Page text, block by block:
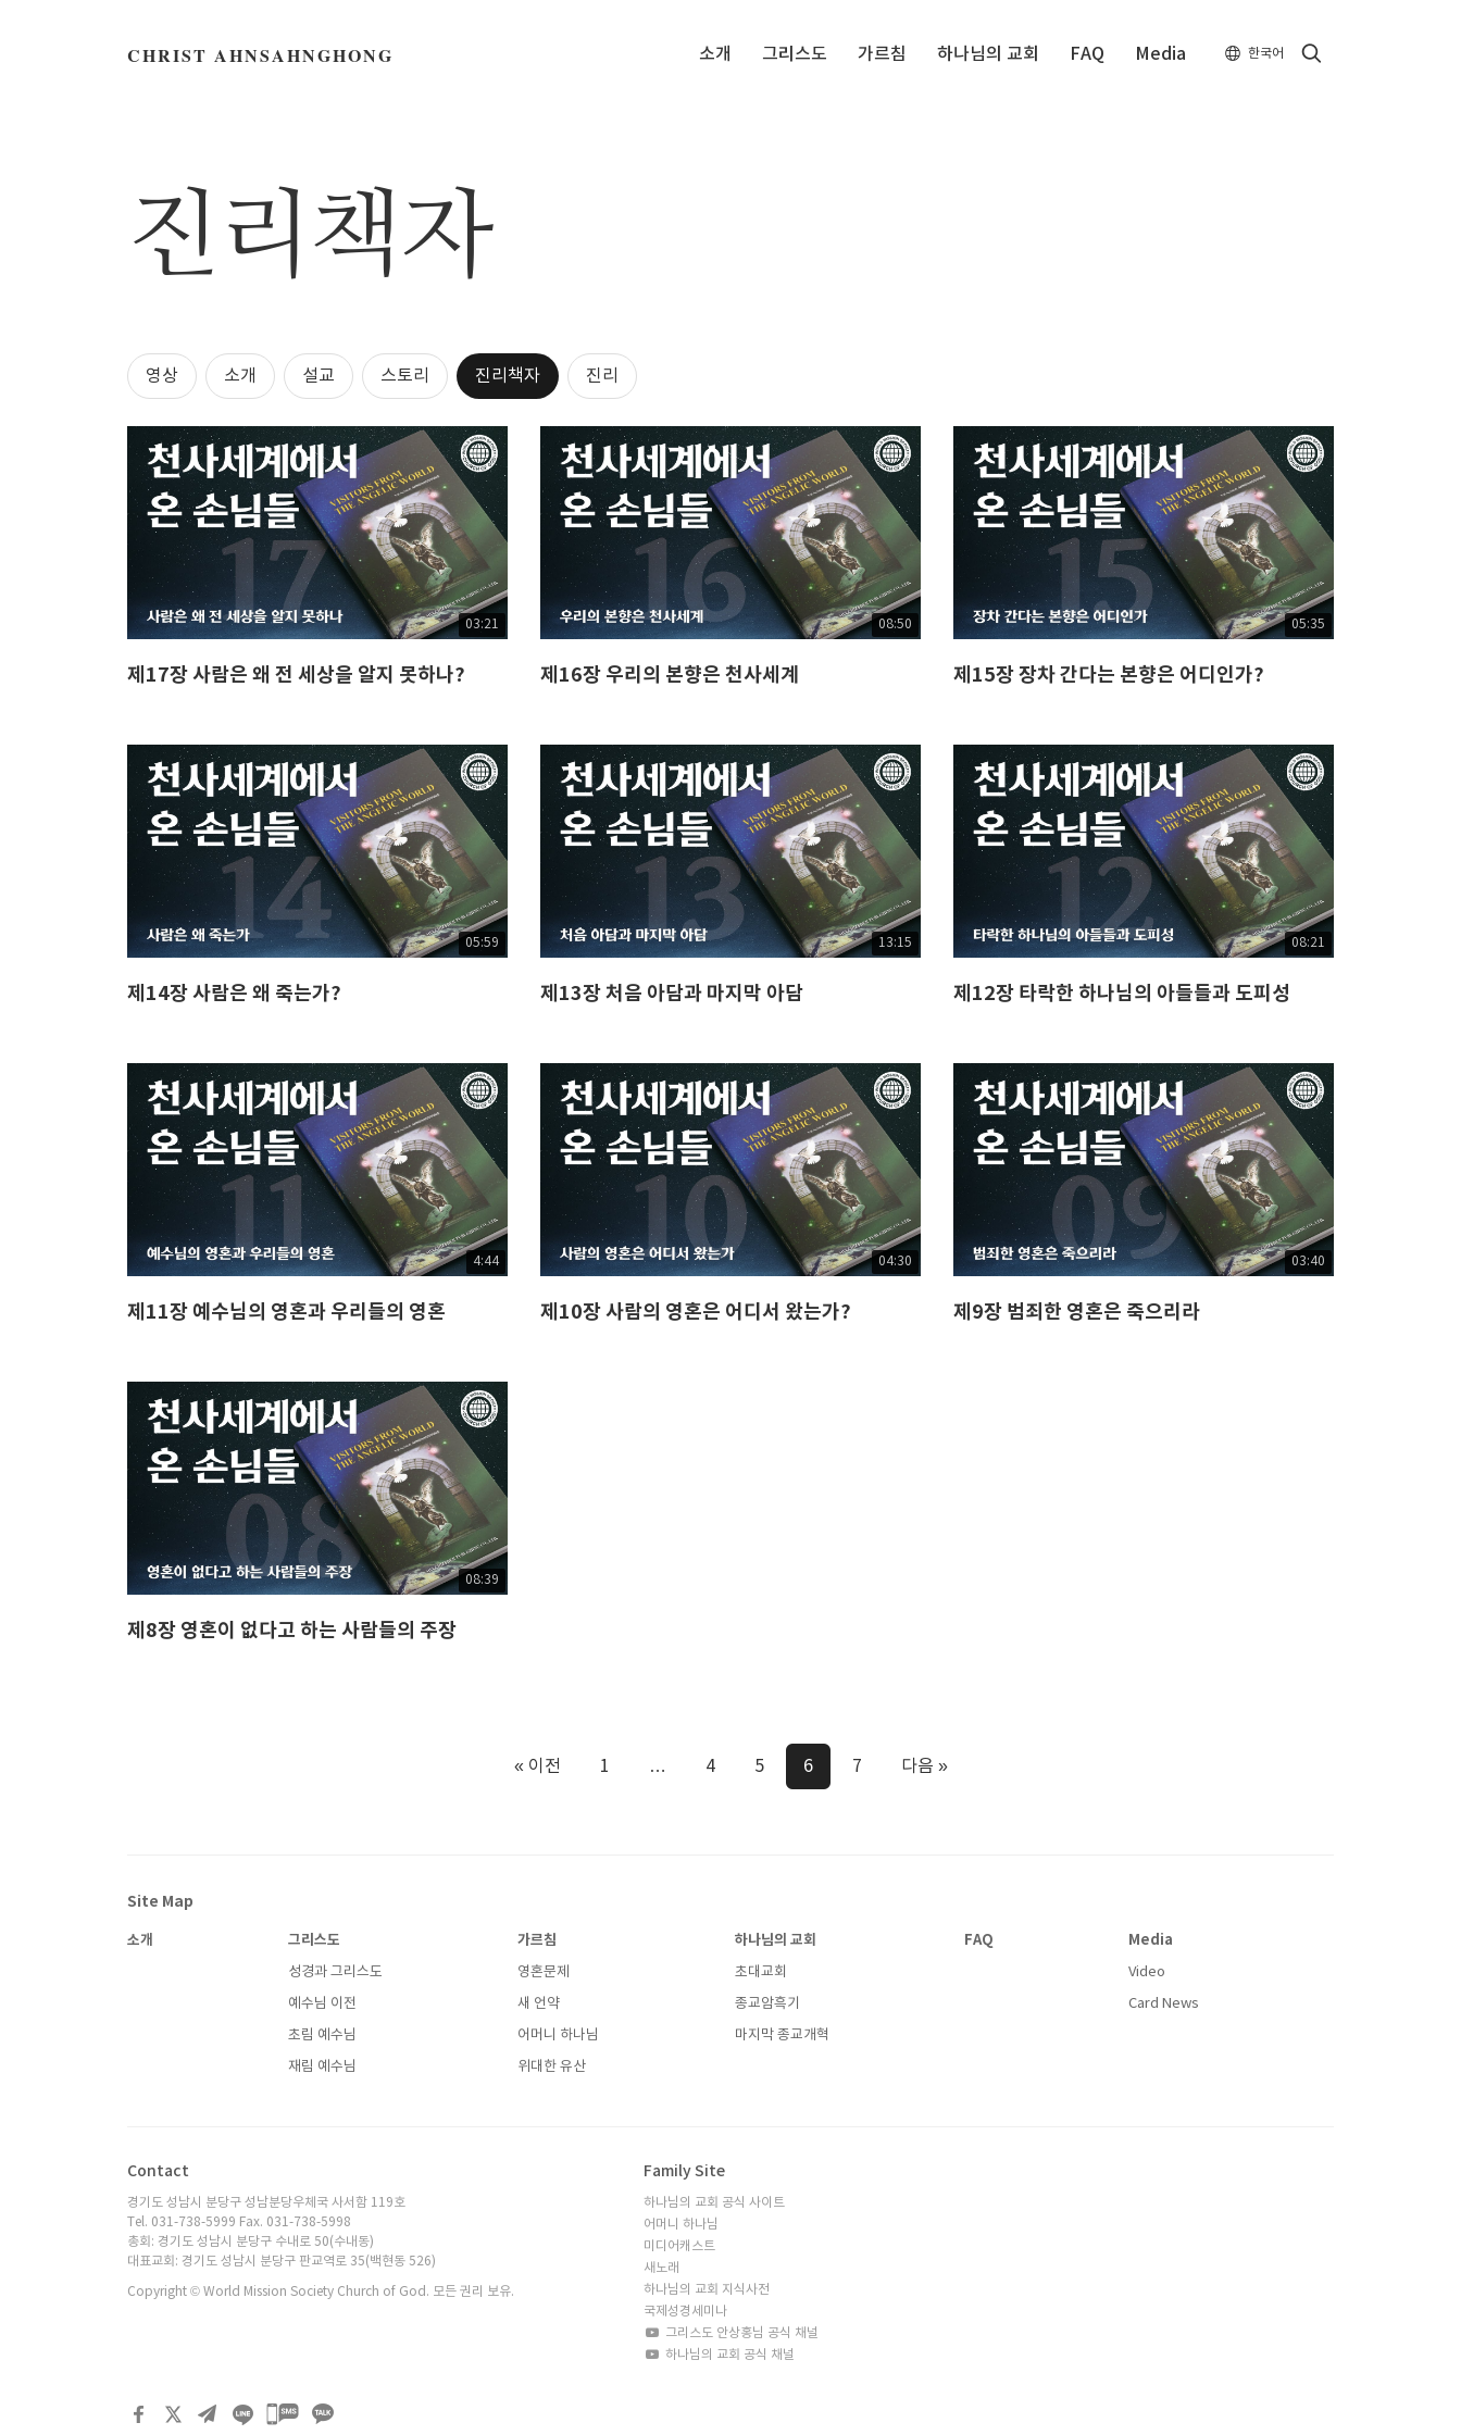
CHRIST AHNSAHNGHONG 소개 그리스도 가르침 하나님의 교회 FAQ Media 한국어 Search
진리책자
영상 소개 설교 스토리 진리책자 진리
03:21
제17장 사람은 왜 전 세상을 알지 못하나?
08:50
제16장 우리의 본향은 천사세계
05:35
제15장 장차 간다는 본향은 어디인가?
05:59
제14장 사람은 왜 죽는가?
13:15
제13장 처음 아담과 마지막 아담
08:21
제12장 타락한 하나님의 아들들과 도피성
4:44
제11장 예수님의 영혼과 우리들의 영혼
04:30
제10장 사람의 영혼은 어디서 왔는가?
03:40
제9장 범죄한 영혼은 죽으리라
08:39
제8장 영혼이 없다고 하는 사람들의 주장
« 이전 1 … 4 5 6 7 다음 »
Site Map
소개 그리스도
성경과 그리스도
예수님 이전
초림 예수님
재림 예수님
가르침
영혼문제
새 언약
어머니 하나님
위대한 유산
하나님의 교회
초대교회
종교암흑기
마지막 종교개혁
FAQ Media
Video
Card News
Contact
경기도 성남시 분당구 성남분당우체국 사서함 119호
Tel. 031-738-5999 Fax. 031-738-5998
총회: 경기도 성남시 분당구 수내로 50(수내동)
대표교회: 경기도 성남시 분당구 판교역로 35(백현동 526)
Copyright © World Mission Society Church of God. 모든 권리 보유.
Family Site
하나님의 교회 공식 사이트
어머니 하나님
미디어캐스트
새노래
하나님의 교회 지식사전
국제성경세미나
그리스도 안상홍님 공식 채널
하나님의 교회 공식 채널
카카오톡